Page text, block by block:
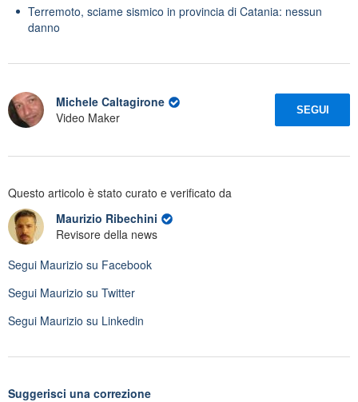
Terremoto, sciame sismico in provincia di Catania: nessun
danno
Michele Caltagirone
Video Maker
SEGUI
Questo articolo è stato curato e verificato da
Maurizio Ribechini
Revisore della news
Segui Maurizio su Facebook
Segui Maurizio su Twitter
Segui Maurizio su Linkedin
Suggerisci una correzione